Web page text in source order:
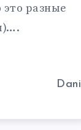
разные
Danil